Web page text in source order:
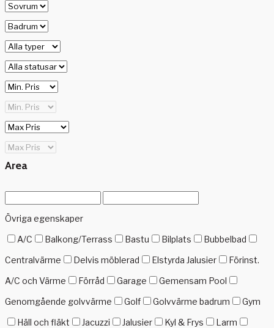
Area
Övriga egenskaper
A/C
Balkong/Terrass Bastu Bilplats
Bubbelbad
Centralvärme
Delvis möblerad Elstyrda Jalusier
Förinst.
A/C och Värme
Förråd Garage
Gemensam Pool
Genomgående golvvärme
Golf Golvvärme badrum
Gym
Häll och fläkt
Jacuzzi Jalusier Kyl & Frys
Larm